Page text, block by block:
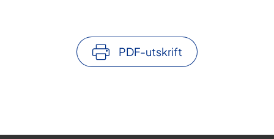
PDF-utskrift